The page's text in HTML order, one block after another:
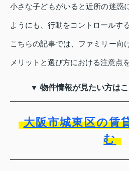
小さな子どもがいると近所の迷惑
ようにも、行動をコントロールす
こちらの記事では、ファミリー向
メリットと選び方における注意点
▼ 物件情報が見たい方は
大阪市城東区の賃
む